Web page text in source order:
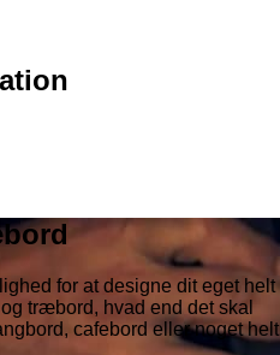
for at designe dit eget helt
træbord, hvad end det skal
cafebord eller noget helt